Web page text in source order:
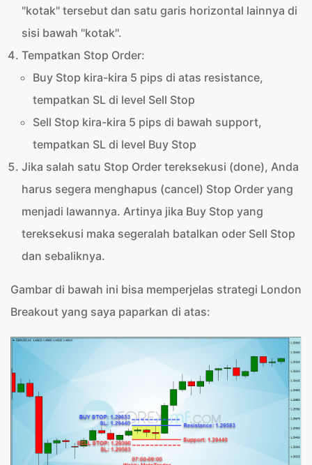
"kotak" tersebut dan satu garis horizontal lainnya di
sisi bawah "kotak".
Tempatkan Stop Order:
Buy Stop kira-kira 5 pips di atas resistance,
tempatkan SL di level Sell Stop
Sell Stop kira-kira 5 pips di bawah support,
tempatkan SL di level Buy Stop
Jika salah satu Stop Order tereksekusi (done), Anda
harus segera menghapus (cancel) Stop Order yang
menjadi lawannya. Artinya jika Buy Stop yang
tereksekusi maka segeralah batalkan oder Sell Stop
dan sebaliknya.
Gambar di bawah ini bisa memperjelas strategi London
Breakout yang saya paparkan di atas: